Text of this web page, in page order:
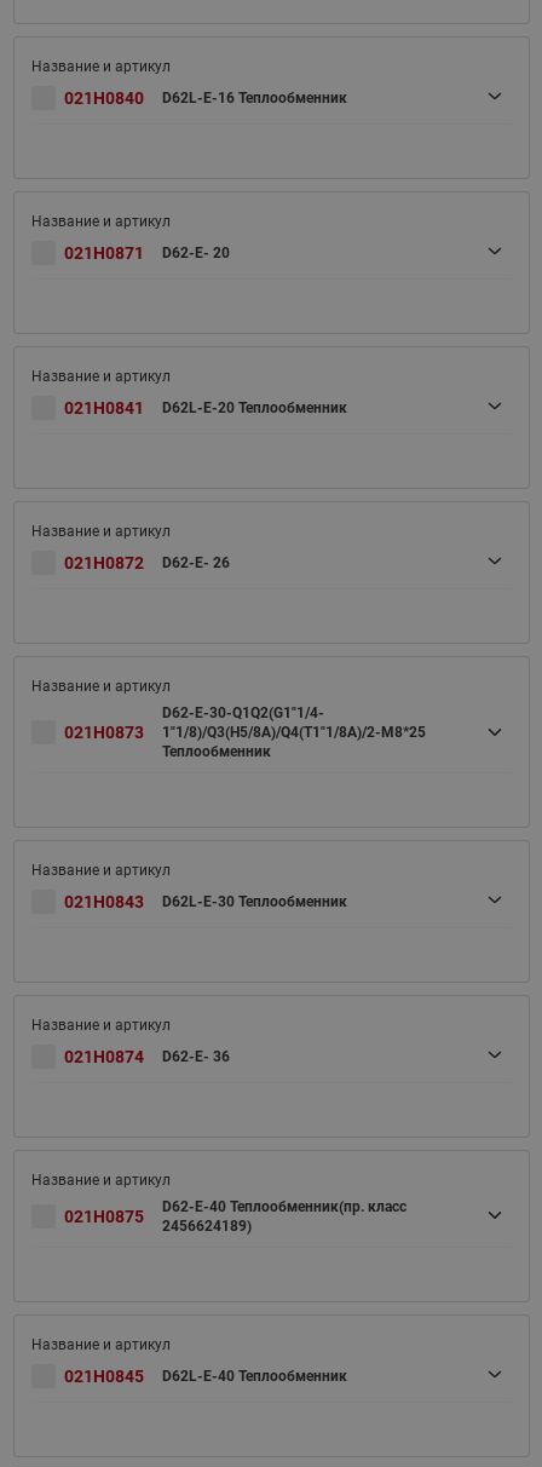
021H0840 D62L-E-16 Теплообменник
021H0871 D62-E- 20
021H0841 D62L-E-20 Теплообменник
021H0872 D62-E- 26
021H0873
D62-E-30-Q1Q2(G1"1/4-
1"1/8)/Q3(H5/8A)/Q4(T1"1/8A)/2-M8*25
Теплообменник
021H0843 D62L-E-30 Теплообменник
021H0874 D62-E- 36
021H0875
D62-E-40 Теплообменник(пр. класс
2456624189)
021H0845 D62L-E-40 Теплообменник